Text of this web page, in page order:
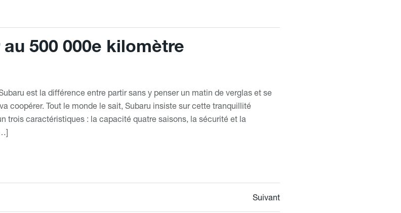
500 000e kilomètre
est la différence entre partir sans y penser un matin de verglas et se
coopérer. Tout le monde le sait, Subaru insiste sur cette tranquillité
trois caractéristiques : la capacité quatre saisons, la sécurité et la
Suivant